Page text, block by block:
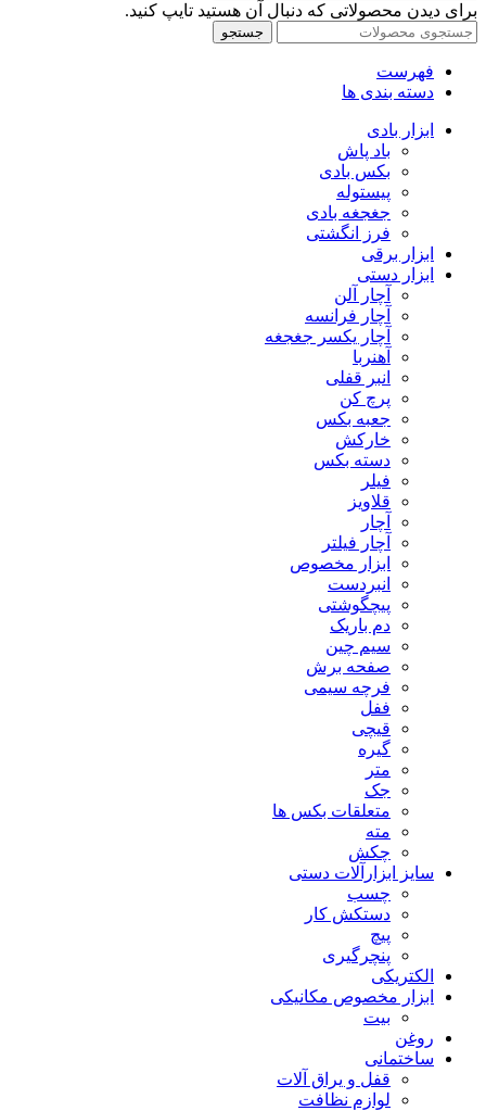
برای دیدن محصولاتی که دنبال آن هستید تایپ کنید.
جستجو
فهرست
دسته بندی ها
ابزار بادی
باد پاش
بکس بادی
پیستوله
جغجغه بادی
فرز انگشتی
ابزار برقی
ابزار دستی
آچار آلن
آچار فرانسه
آچار یکسر جغجغه
آهنربا
انبر قفلی
پرچ کن
جعبه بکس
خارکش
دسته بکس
فیلر
قلاویز
آچار
آچار فیلتر
ابزار مخصوص
انبردست
پیچگوشتی
دم باریک
سیم چین
صفحه برش
فرچه سیمی
ففل
قیچی
گیره
متر
جک
متعلقات بکس ها
مته
چکش
سایز ابزارآلات دستی
چسب
دستکش کار
پیچ
پنچرگیری
الکتریکی
ابزار مخصوص مکانیکی
بیت
روغن
ساختمانی
قفل و یراق آلات
لوازم نظافت